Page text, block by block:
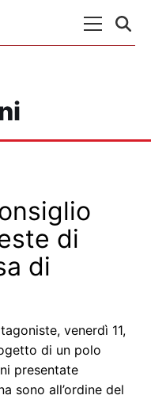
di
di
venerdì 11,
di un polo
presentate
sono all’ordine del